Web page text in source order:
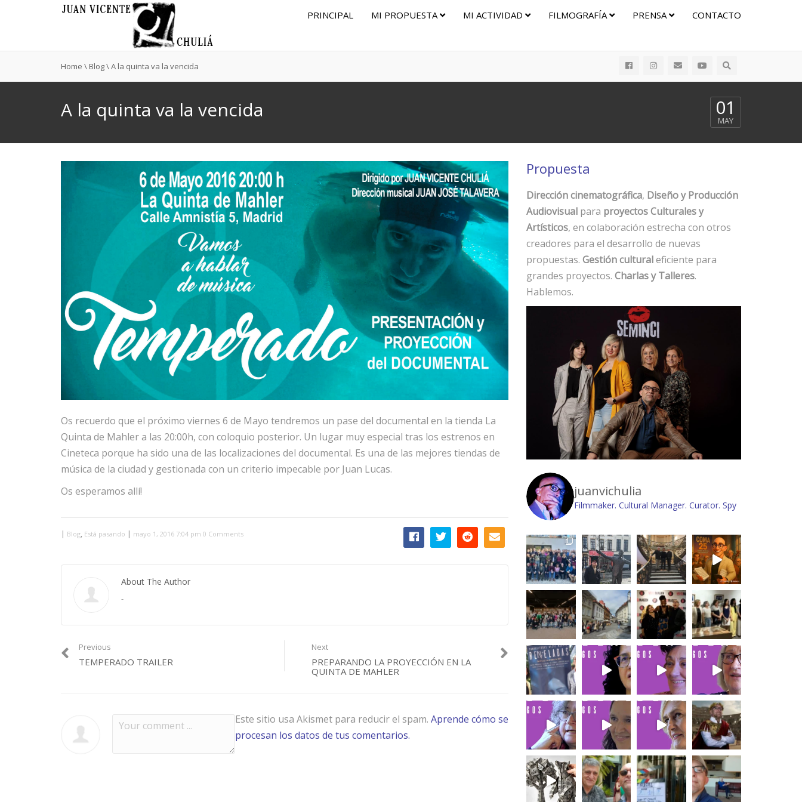
PRINCIPAL MI PROPUESTA MI ACTIVIDAD FILMOGRAFÍA PRENSA CONTACTO
Home \ Blog\A la quinta va la vencida
A la quinta va la vencida 01
MAY
Os recuerdo que el próximo viernes 6 de Mayo tendremos un pase del documental en la tienda La
Quinta de Mahler a las 20:00h, con coloquio posterior. Un lugar muy especial tras los estrenos en
Cineteca porque ha sido una de las localizaciones del documental. Es una de las mejores tiendas de
música de la ciudad y gestionada con un criterio impecable por Juan Lucas.
Os esperamos allí!
| Blog, Está pasando | mayo 1, 2016 7:04 pm 0 Comments
About The Author
-
Previous
TEMPERADO TRAILER
Next
PREPARANDO LA PROYECCIÓN EN LA
QUINTA DE MAHLER
Este sitio usa Akismet para reducir el spam. Aprende cómo se
procesan los datos de tus comentarios.
Propuesta
Dirección cinematográfica, Diseño y Producción
Audiovisual para proyectos Culturales y
Artísticos, en colaboración estrecha con otros
creadores para el desarrollo de nuevas
propuestas. Gestión culturaleficiente para
grandes proyectos. Charlas y Talleres.
Hablemos.
juanvichulia
Filmmaker. Cultural Manager. Curator. Spy